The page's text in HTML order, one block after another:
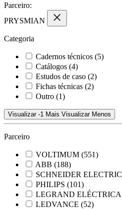
Parceiro:
PRYSMIAN
Categoria
Cadernos técnicos (5)
Catálogos (4)
Estudos de caso (2)
Fichas técnicas (2)
Outro (1)
Visualizar -1 Mais Visualizar Menos
Parceiro
VOLTIMUM (551)
ABB (188)
SCHNEIDER ELECTRIC
PHILIPS (101)
LEGRAND ELÉCTRICA
LEDVANCE (52)